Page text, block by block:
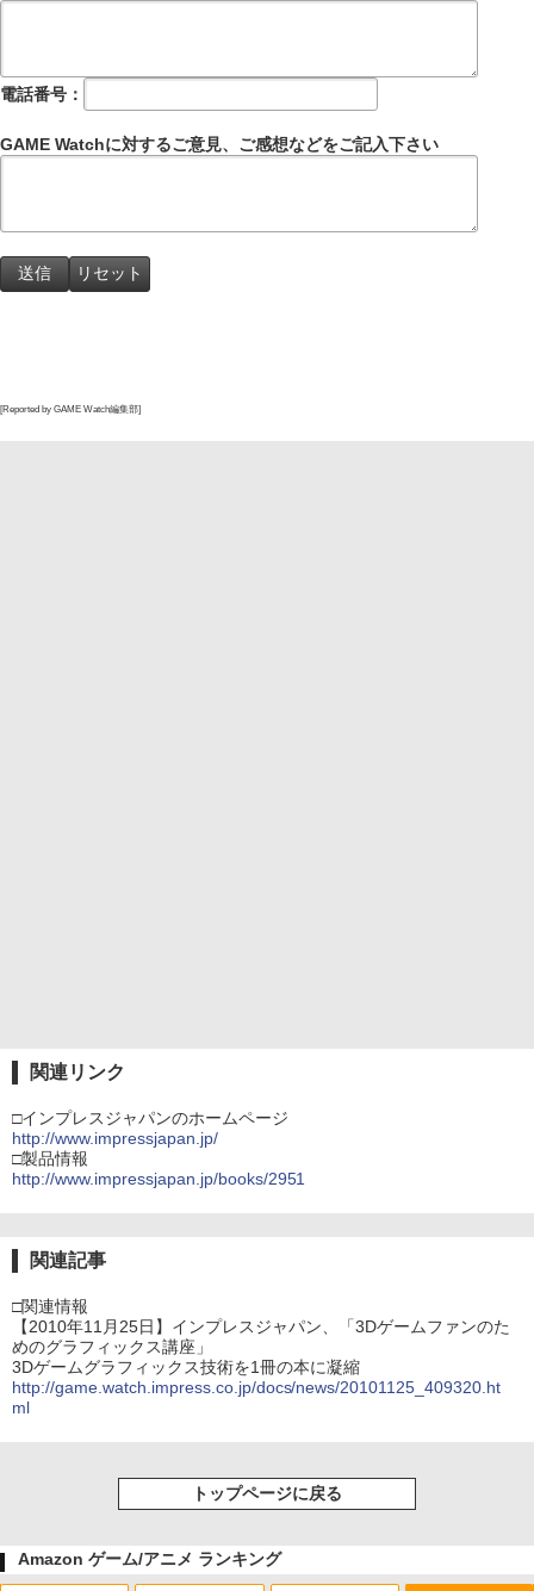
電話番号：
GAME Watchに対するご意見、ご感想などをご記入下さい
[Reported by GAME Watch編集部]
関連リンク
□インプレスジャパンのホームページ
http://www.impressjapan.jp/
□製品情報
http://www.impressjapan.jp/books/2951
関連記事
□関連情報
【2010年11月25日】インプレスジャパン、「3Dゲームファンのた
めのグラフィックス講座」
3Dゲームグラフィックス技術を1冊の本に凝縮
http://game.watch.impress.co.jp/docs/news/20101125_409320.ht
ml
トップページに戻る
Amazon ゲーム/アニメ ランキング